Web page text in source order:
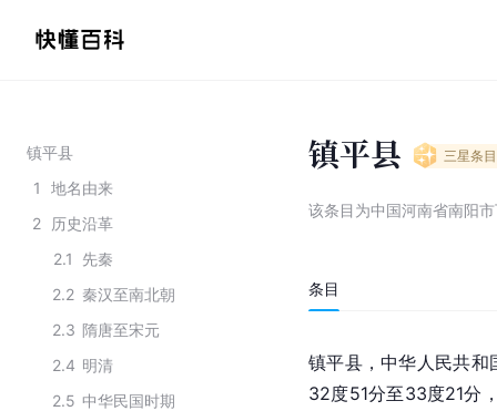
镇平县
1
地名由来
2
历史沿革
2.1
先秦
2.2 秦汉至南北朝
2.3 隋唐至宋元
2.4 明清
2.5 中华民国时期
镇平县 三星条目
该条目为中国河南省南阳
条目
镇平县，中华人民共和
32度51分至33度21分